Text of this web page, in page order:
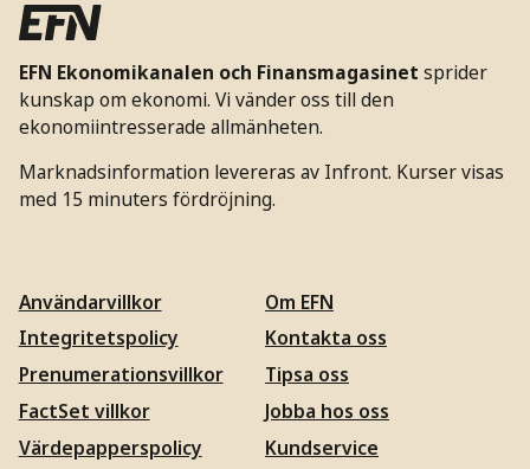
EFN Ekonomikanalen och Finansmagasinet sprider
kunskap om ekonomi. Vi vänder oss till den
ekonomiintresserade allmänheten.
Marknadsinformation levereras av Infront. Kurser visas
med 15 minuters fördröjning.
Användarvillkor
Integritetspolicy
Prenumerationsvillkor
FactSet villkor
Värdepapperspolicy
Om EFN
Kontakta oss
Tipsa oss
Jobba hos oss
Kundservice